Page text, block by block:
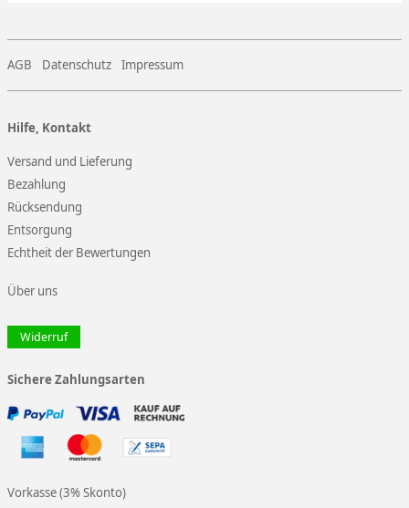
AGB Datenschutz Impressum
Hilfe, Kontakt
Versand und Lieferung
Bezahlung
Rücksendung
Entsorgung
Echtheit der Bewertungen
Über uns
Widerruf
Sichere Zahlungsarten
Vorkasse (3% Skonto)